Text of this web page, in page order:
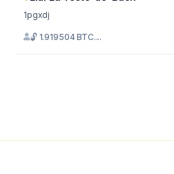
1pgxdj
🔓 1.919504 BTC....